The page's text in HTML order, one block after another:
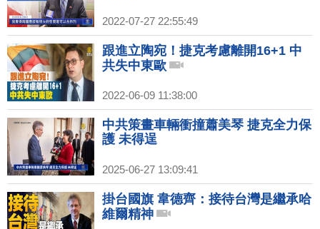
2022-07-27 22:55:49
跟進立陶宛！捷克考慮離開16+1 中
共失中東歐
2022-06-09 11:38:00
中共策畫車輛衝撞蕭美琴 捷克全力保
護 未得逞
2025-06-27 13:09:41
掛台國旗 韋德齊：接待台灣是繼承哈
維爾精神